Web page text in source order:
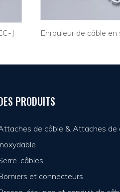
J
PRODUITS
de câble & Attaches de
câbles
et connecteurs